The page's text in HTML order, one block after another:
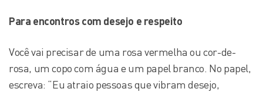
Para encontros com desejo e respeito
Você vai precisar de uma rosa vermelha ou cor-de-
rosa, um copo com água e um papel branco. No papel,
escreva: “Eu atraio pessoas que vibram desejo,